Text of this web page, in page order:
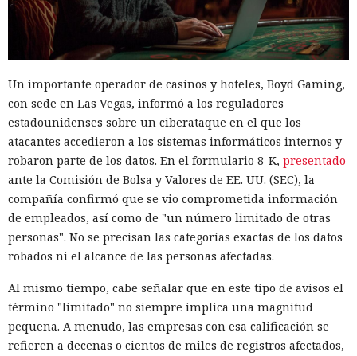
Un importante operador de casinos y hoteles, Boyd Gaming,
con sede en Las Vegas, informó a los reguladores
estadounidenses sobre un ciberataque en el que los
atacantes accedieron a los sistemas informáticos internos y
robaron parte de los datos. En el formulario 8-K, presentado
ante la Comisión de Bolsa y Valores de EE. UU. (SEC), la
compañía confirmó que se vio comprometida información
de empleados, así como de "un número limitado de otras
personas". No se precisan las categorías exactas de los datos
robados ni el alcance de las personas afectadas.
Al mismo tiempo, cabe señalar que en este tipo de avisos el
término "limitado" no siempre implica una magnitud
pequeña. A menudo, las empresas con esa calificación se
refieren a decenas o cientos de miles de registros afectados,